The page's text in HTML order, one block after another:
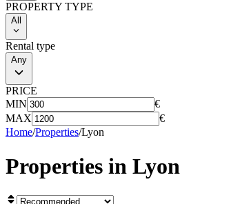
PROPERTY TYPE
All
Rental type
Any
PRICE
MIN
€
MAX
€
Home/Properties/Lyon
Properties in Lyon